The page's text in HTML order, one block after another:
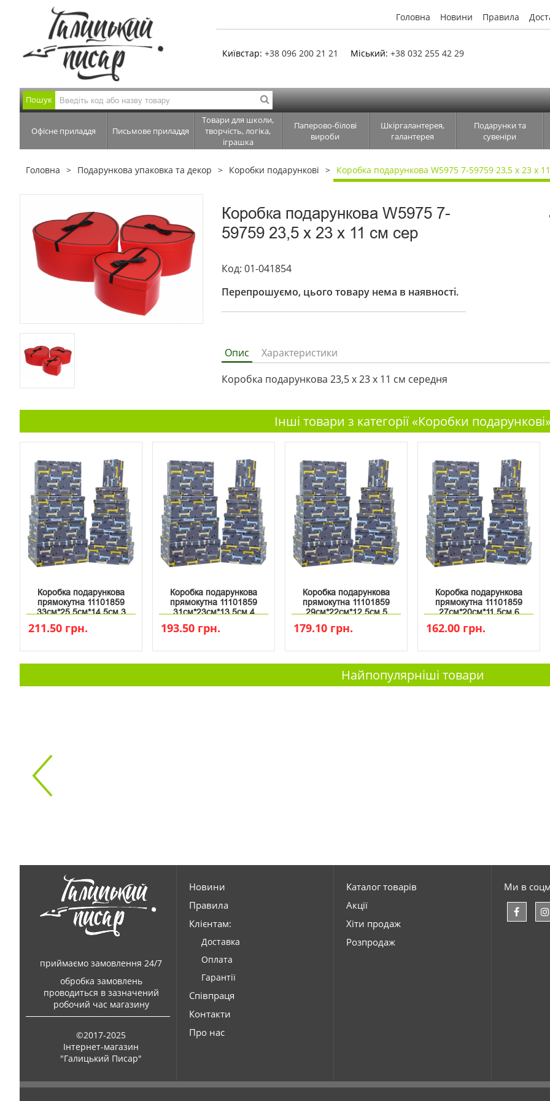
Головна Новини Правила
Київстар: +38 096 200 21 21 Міський: +38 032 255 42 29
Пошук
Офісне приладдя Письмове приладдя
Товари для школи,
творчість, логіка,
іграшка
Паперово-білові
вироби
Шкіргалантерея,
галантерея
Подарунки та
сувеніри
Головна Подарункова упаковка та декор Коробки подарункові Коробка подарункова W5975 7-59759 23,5 х 23 х
Коробка подарункова W5975 7-
59759 23,5 х 23 х 11 см сер
Код: 01-041854
Перепрошуємо, цього товару нема в наявності.
Опис
Характеристики
Коробка подарункова 23,5 х 23 х 11 см середня
Інші товари з категорії «Коробки
Коробка подарункова
прямокутна 11101859
33см*25.5см*14.5см 3
211.50 грн.
Коробка подарункова
прямокутна 11101859
31см*23см*13.5см 4
193.50 грн.
Коробка подарункова
прямокутна 11101859
29см*22см*12.5см 5
179.10 грн.
Коробка подарункова
прямокутна 11101859
27см*20см*11.5см 6
162.00 грн.
Найпопулярніші товари
приймаємо замовлення 24/7
обробка замовлень
проводиться в зазначений
робочий час магазину
©2017-2025
Інтернет-магазин
"Галицький Писар"
Новини
Правила
Клієнтам:
Доставка
Оплата
Гарантії
Співпраця
Контакти
Про нас
Каталог товарів
Акції
Хіти продаж
Розпродаж
Ми в